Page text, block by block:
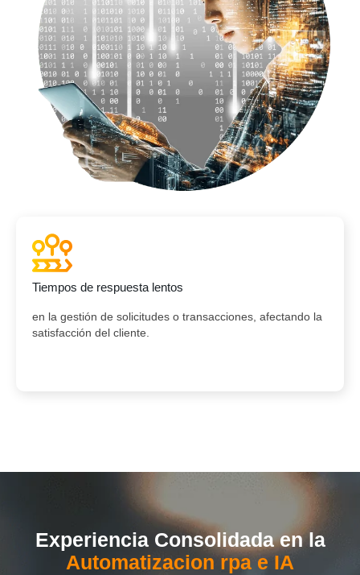
Tiempos de respuesta lentos
en la gestión de solicitudes o transacciones, afectando la
satisfacción del cliente.
Experiencia Consolidada en la
Automatizacion rpa e IA